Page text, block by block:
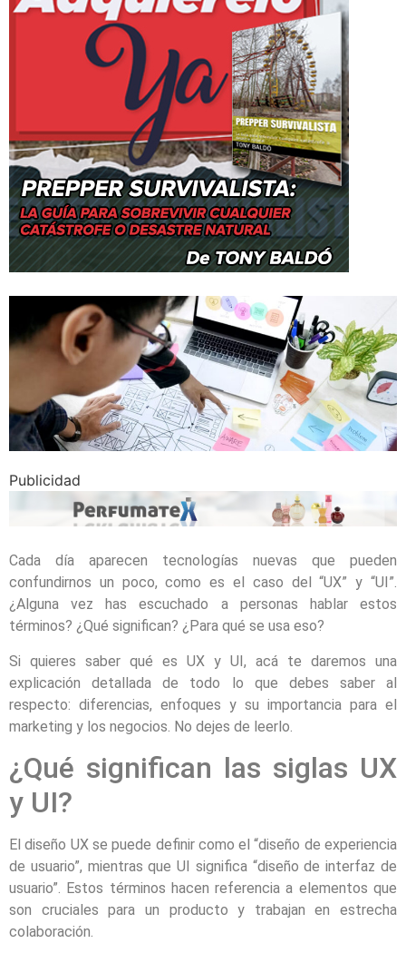
Publicidad
Cada día aparecen tecnologías nuevas que pueden
confundirnos un poco, como es el caso del “UX” y “UI”.
¿Alguna vez has escuchado a personas hablar estos
términos? ¿Qué significan? ¿Para qué se usa eso?
Si quieres saber qué es UX y UI, acá te daremos una
explicación detallada de todo lo que debes saber al
respecto: diferencias, enfoques y su importancia para el
marketing y los negocios. No dejes de leerlo.
¿Qué significan las siglas UX
y UI?
El diseño UX se puede definir como el “diseño de experiencia
de usuario”, mientras que UI significa “diseño de interfaz de
usuario”. Estos términos hacen referencia a elementos que
son cruciales para un producto y trabajan en estrecha
colaboración.